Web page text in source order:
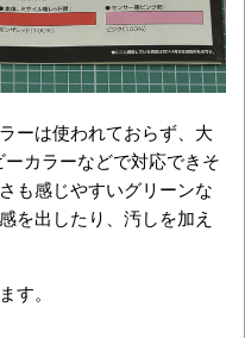
ーは使われておらず、大
カラーなどで対応できそ
も感じやすいグリーンな
を出したり、汚しを加え
す。